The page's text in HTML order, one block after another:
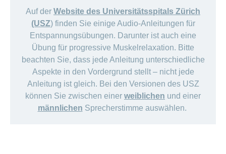
Auf der Website des Universitätsspitals Zürich
(USZ) finden Sie einige Audio-Anleitungen für
Entspannungsübungen. Darunter ist auch eine
Übung für progressive Muskelrelaxation. Bitte
beachten Sie, dass jede Anleitung unterschiedliche
Aspekte in den Vordergrund stellt – nicht jede
Anleitung ist gleich. Bei den Versionen des USZ
können Sie zwischen einer weiblichen und einer
männlichen Sprecherstimme auswählen.